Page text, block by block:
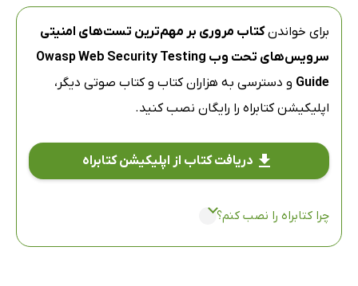
برای خواندنکتاب مروری بر مهم‌ترین تست‌های امنیتی
سرویس‌های تحت وب Owasp Web Security Testing
Guide و دسترسی به هزاران کتاب و کتاب صوتی دیگر،
اپلیکیشن کتابراه را رایگان نصب کنید.
دریافت کتاب از اپلیکیشن کتابراه
چرا کتابراه را نصب کنم؟